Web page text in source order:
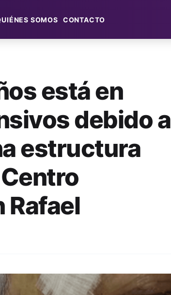
SOMOS CONTACTO
está en
debido a
estructura
Rafael